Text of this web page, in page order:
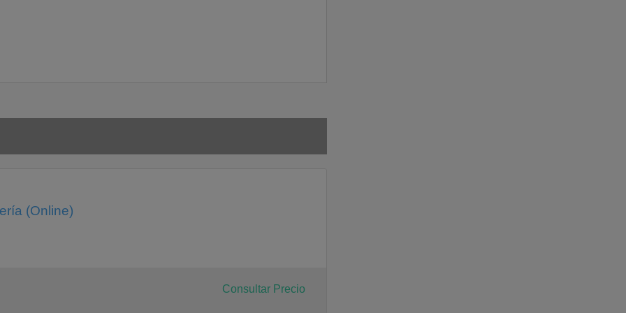
(Online)
Consultar Precio